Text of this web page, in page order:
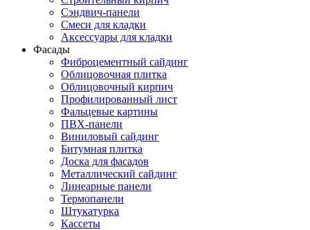
Сэндвич-панели
Смеси для кладки
Аксессуары для кладки
Фасады
Фиброцементный сайдинг
Облицовочная плитка
Облицовочный кирпич
Профилированный лист
Фальцевые картины
ПВХ-панели
Виниловый сайдинг
Битумная плитка
Доска для фасадов
Металлический сайдинг
Линеарные панели
Термопанели
Штукатурка
Кассеты